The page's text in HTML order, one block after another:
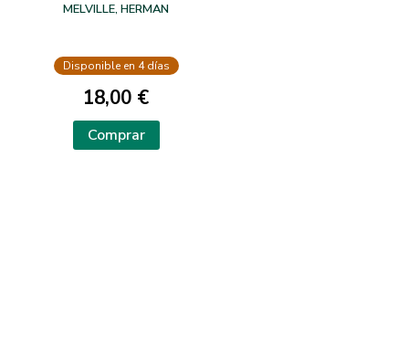
MELVILLE, HERMAN
Disponible en 4 días
18,00 €
Comprar